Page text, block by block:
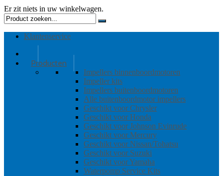
Er zit niets in uw winkelwagen.
Klantenservice
Producten
Impellers binnenboordmotoren
Impeller kits
Impellers buitenboordmotoren
Alle buitenboordmotor impellers
Geschikt voor Chrysler
Geschikt voor Honda
Geschikt voor Johnson Evinrude
Geschikt voor Mercury
Geschikt voor Nissan/Tohatsu
Geschikt voor Suzuki
Geschikt voor Yamaha
Waterpomp Service Kits